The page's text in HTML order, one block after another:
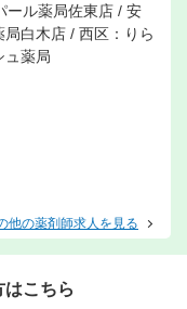
ール薬局佐東店 / 安
白木店 / 西区：りら
ュ薬局
他の薬剤師求人を見る
はこちら